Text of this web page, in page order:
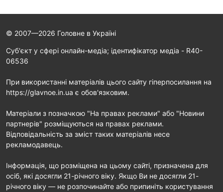
© 2007—2026 Головне в Україні
Cуб'єкт у сфері онлайн-медіа; ідентифікатор медіа - R40-
06536
При використанні матеріалів цього сайту гіперпосилання на
https://glavnoe.in.ua є обов'язковим.
Матеріали з позначкою "На правах реклами" або "Новини
партнерів" розміщуються на правах реклами.
Відповідальність за зміст таких матеріалів несе
рекламодавець.
Інформація, що розміщена на цьому сайті, призначена для
осіб, які досягли 21-річного віку. Якщо Ви не досягли 21-
річного віку — не розпочинайте або припиніть користування